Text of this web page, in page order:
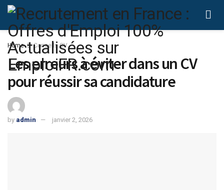
Home Conseils CV
Les erreurs à éviter dans un CV
pour réussir sa candidature
by admin janvier 2, 2026